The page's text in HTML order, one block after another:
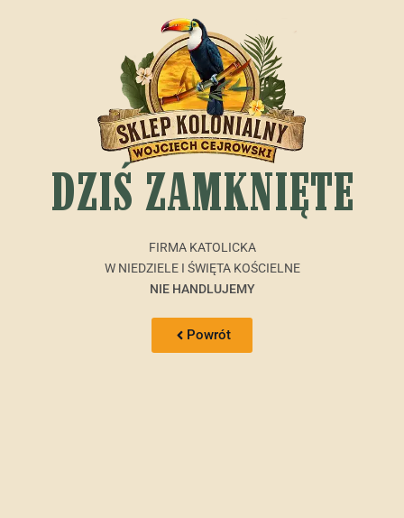
DZIŚ ZAMKNIĘTE
FIRMA KATOLICKA
W NIEDZIELE I ŚWIĘTA KOŚCIELNE
NIE HANDLUJEMY
Powrót